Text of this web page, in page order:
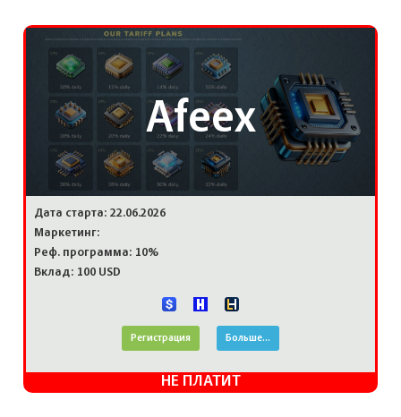
Afeex
Дата старта: 22.06.2026
Маркетинг:
Реф. программа: 10%
Вклад: 100 USD
Регистрация Больше...
НЕ ПЛАТИТ